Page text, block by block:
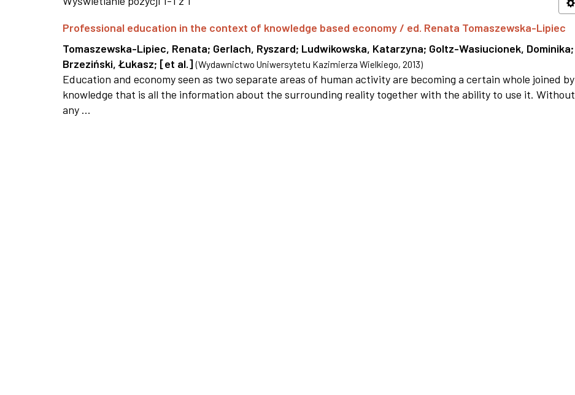
Professional education in the context of knowledge based economy / ed. Renata Tomaszewska-Lipiec
Tomaszewska-Lipiec, Renata; Gerlach, Ryszard; Ludwikowska, Katarzyna; Goltz-Wasiucionek, Dominika;
Brzeziński, Łukasz; [et al.] (Wydawnictwo Uniwersytetu Kazimierza Wielkiego, 2013)
Education and economy seen as two separate areas of human activity are becoming a certain whole joined by
knowledge that is all the information about the surrounding reality together with the ability to use it. Without
any ...